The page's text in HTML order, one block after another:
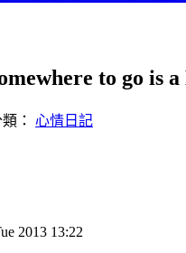
to go is
： 心情日記
2013 13:22